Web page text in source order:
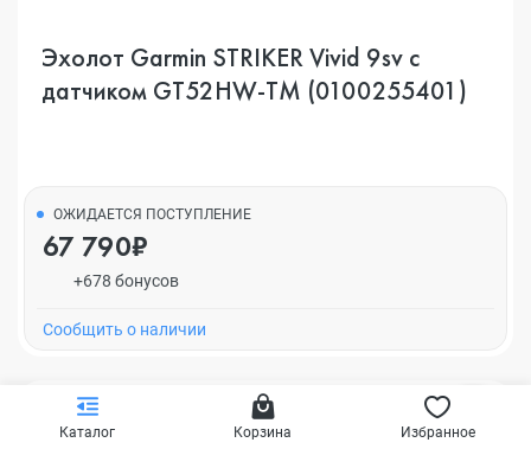
Каталог Корзина Избранное
Эхолот Garmin STRIKER Vivid 9sv c
датчиком GT52HW-TM (0100255401)
ОЖИДАЕТСЯ ПОСТУПЛЕНИЕ
67 790₽
+678 бонусов
Cообщить о наличии